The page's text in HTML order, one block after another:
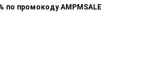
по промокоду AMPMSALE